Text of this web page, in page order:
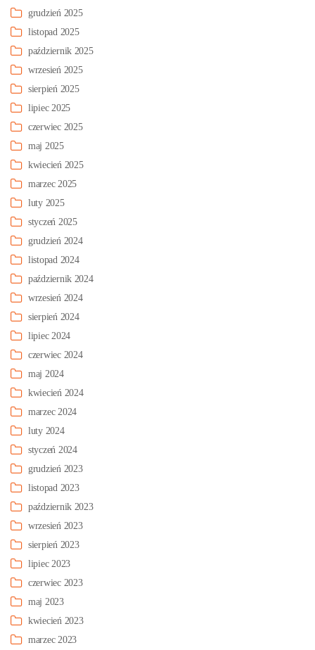
grudzień 2025
listopad 2025
październik 2025
wrzesień 2025
sierpień 2025
lipiec 2025
czerwiec 2025
maj 2025
kwiecień 2025
marzec 2025
luty 2025
styczeń 2025
grudzień 2024
listopad 2024
październik 2024
wrzesień 2024
sierpień 2024
lipiec 2024
czerwiec 2024
maj 2024
kwiecień 2024
marzec 2024
luty 2024
styczeń 2024
grudzień 2023
listopad 2023
październik 2023
wrzesień 2023
sierpień 2023
lipiec 2023
czerwiec 2023
maj 2023
kwiecień 2023
marzec 2023